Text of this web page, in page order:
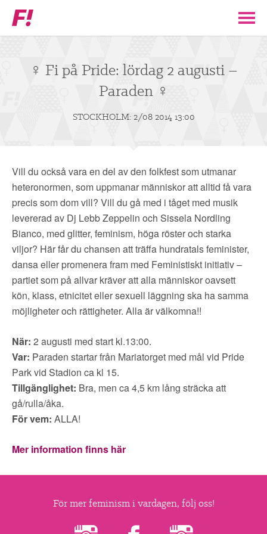
Feministiskt
initiativ
ENAD RÖST
PARTILEDARE
OM FI ▼
FÖR MEDLEMMAR ▼
NYHETER
SÖK
♀ Fi på Pride: lördag 2 augusti –
Paraden ♀
STOCKHOLM: 2/08 2014 13:00
Vill du också vara en del av den folkfest som utmanar
heteronormen, som uppmanar människor att alltid få vara
precis som dom vill? Vill du gå med i tåget med musik
levererad av Dj Lebb Zeppelin och Sissela Nordling
Bianco, med glitter, feminism, höga röster och starka
viljor? Här får du chansen att träffa hundratals feminister,
dansa eller promenera fram med Feministiskt initiativ –
partiet som på allvar kräver att alla människor oavsett
kön, klass, etnicitet eller sexuell läggning ska ha samma
möjligheter och rättigheter. Alla är välkomna!!
När: 2 augusti med start kl.13:00.
Var: Paraden startar från Mariatorget med mål vid Pride
Park vid Stadion ca kl 15.
Tillgänglighet: Bra, men ca 4,5 km lång sträcka att
gå/rulla/åka.
För vem: ALLA!
Mer information finns här
För mer feminism i vardagen, följ oss!